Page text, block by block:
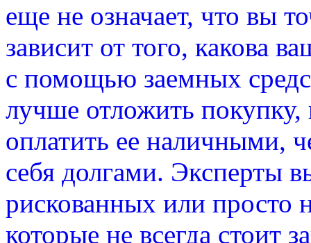
еще не означает, что вы
зависит от того, какова
с помощью заемных
лучше отложить покупку,
оплатить ее наличными,
себя долгами. Эксперты
рискованных или просто
которые не всегда стоит